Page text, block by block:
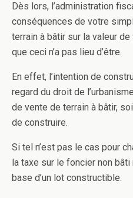
Dès lors, l’administration
conséquences de votre
terrain à bâtir sur la valeur
que ceci n’a pas lieu d’être.
En effet, l’intention de
regard du droit de
de vente de terrain à bâtir,
de construire.
Si tel n’est pas le cas pour
la taxe sur le foncier non
base d’un lot constructible.